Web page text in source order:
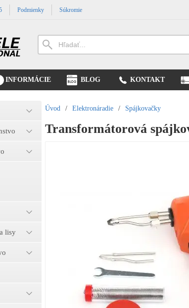
Podmienky Súkromie
INFORMÁCIE BLOG KONTAKT
lisy
Úvod / Elektronáradie / Spájkovačky
Transformátorová